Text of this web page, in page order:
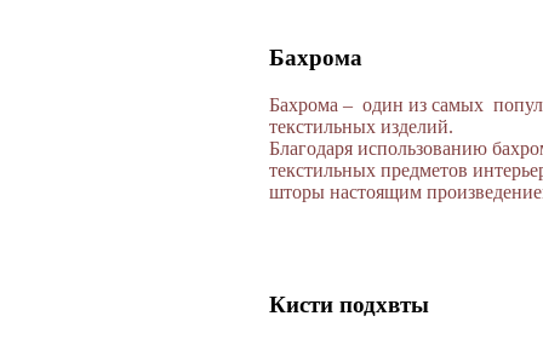
Бахрома
Бахрома – один из самых
текстильных изделий.
Благодаря использованию
текстильных предметов
шторы настоящим
Кисти подхвты